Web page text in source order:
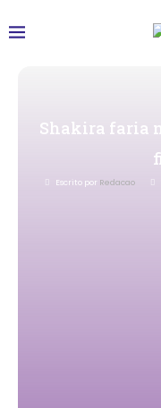
Shakira faria
Escrito por Redacao